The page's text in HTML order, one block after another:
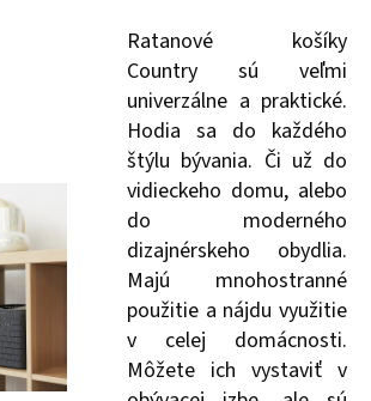
Ratanové košíky
Country sú veľmi
univerzálne a praktické.
Hodia sa do každého
štýlu bývania. Či už do
vidieckeho domu, alebo
do moderného
dizajnérskeho obydlia.
Majú mnohostranné
použitie a nájdu využitie
v celej domácnosti.
Môžete ich vystaviť v